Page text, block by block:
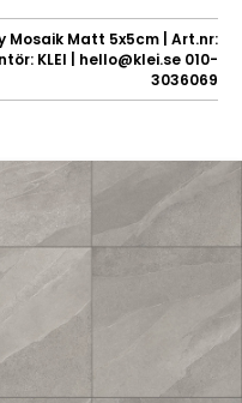
Mosaik Matt 5x5cm | Art.nr:
KLEI | hello@klei.se 010-
3036069